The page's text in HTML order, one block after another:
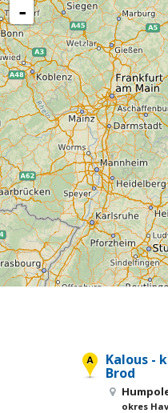
-
Kalous -
Brod
okres